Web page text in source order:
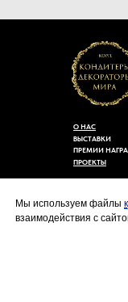
Мы используем файлы
взаимодействия с
ПРЕМИИ
ПРОЕКТЫ
ВЫСТАВКИ
О НАС